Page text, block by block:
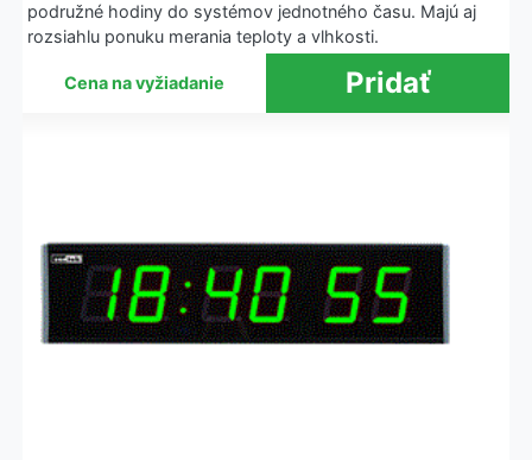
podružné hodiny do systémov jednotného času. Majú aj
rozsiahlu ponuku merania teploty a vlhkosti.
Cena na vyžiadanie